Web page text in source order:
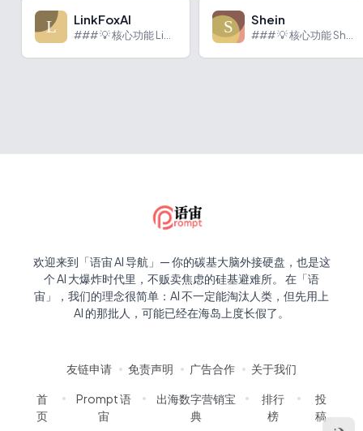
LinkFoxAI Shein
欢迎来到「语宙 AI 导航」— 你的碳基大脑外接硬盘，也是这
个 AI 大爆炸时代里，不贩卖焦虑的硅基避难所。 在「语
宙」，我们的理念很简单：AI 不一定能淘汰人类，但先用上
AI 的那批人，可能已经在海岛上度长假了。
友链申请 免责声明 广告合作 关于我们
首
页
Prompt 语
宙
出海数字营销宝
典
排行
榜
投
稿